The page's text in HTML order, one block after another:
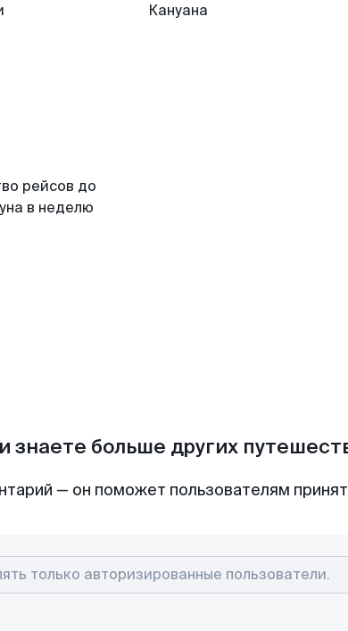
Кануана
рейсов до
в неделю
знаете больше других
— он поможет пользователям